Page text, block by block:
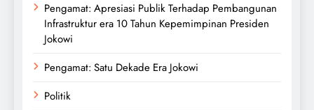
Pengamat: Apresiasi Publik Terhadap Pembangunan
Infrastruktur era 10 Tahun Kepemimpinan Presiden
Jokowi
Pengamat: Satu Dekade Era Jokowi
Politik